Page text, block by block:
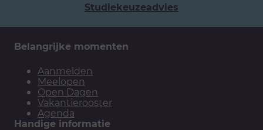
Studiekeuzeadvies
Belangrijke momenten
Aanmelden
Meelopen
Open Dagen
Vakantierooster
Agenda
Handige informatie